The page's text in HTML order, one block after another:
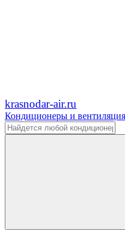
krasnodar-air.ru
Кондиционеры и вентиляция